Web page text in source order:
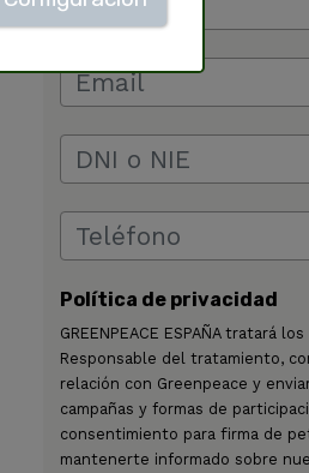
Política de privacidad
GREENPEACE ESPAÑA tratará
Responsable del tratamiento,
relación con Greenpeace y
campañas y formas de
consentimiento para firma de
mantenerte informado sobre